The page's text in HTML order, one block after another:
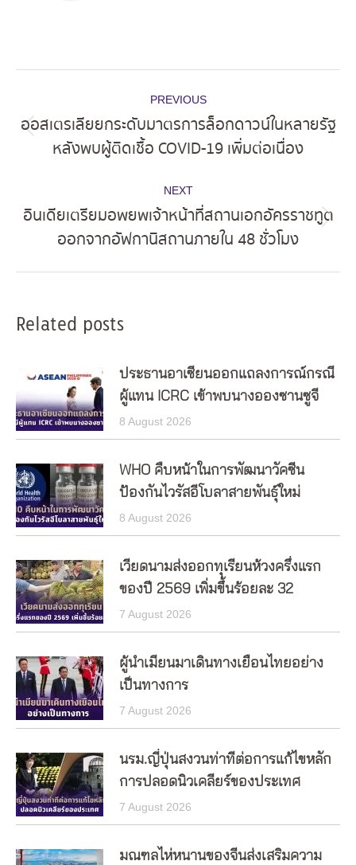
navigation
PREVIOUS
post:
ออสเตรเลียยกระดับมาตรการล็อกดาวน์ในหลายรัฐ
หลังพบผู้ติดเชื้อ COVID-19 เพิ่มต่อเนื่อง
NEXT
post:
อินเดียเตรียมอพยพเจ้าหน้าที่สถานเอกอัครราชทูต
ออกจากอัฟกานิสถานภายใน 48 ชั่วโมง
Related posts
ประธานอาเซียนออกแถลงการณ์กรณี
ผู้แทน ICRC เข้าพบนางอองซานซูจี
8 August 2026
WHO คืบหน้าในการพัฒนาวัคซีน
ป้องกันไวรัสอีโบลาสายพันธุ์ใหม่
8 August 2026
เวียดนามส่งออกทุเรียนห้วงครึ่งแรก
ของปี 2569 เพิ่มขึ้นร้อยละ 32
7 August 2026
ผู้นำเมียนมาเดินทางเยือนไทยอย่าง
เป็นทางการ
7 August 2026
นรม.ญี่ปุ่นสงวนท่าทีต่อการแก้ไขหลัก
การปลอดนิวเคลียร์ของประเทศ
7 August 2026
มณฑลไห่หนานของจีนส่งเสริมความ